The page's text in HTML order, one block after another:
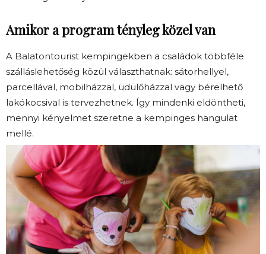
Amikor a program tényleg közel van
A Balatontourist kempingekben a családok többféle
szálláslehetőség közül választhatnak: sátorhellyel,
parcellával, mobilházzal, üdülőházzal vagy bérelhető
lakókocsival is tervezhetnek. Így mindenki eldöntheti,
mennyi kényelmet szeretne a kempinges hangulat
mellé.